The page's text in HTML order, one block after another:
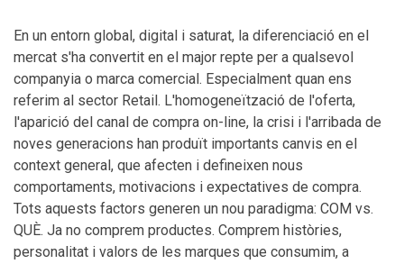
En un entorn global, digital i saturat, la diferenciació en el
mercat s'ha convertit en el major repte per a qualsevol
companyia o marca comercial. Especialment quan ens
referim al sector Retail. L'homogeneïtzació de l'oferta,
l'aparició del canal de compra on-line, la crisi i l'arribada de
noves generacions han produït importants canvis en el
context general, que afecten i defineixen nous
comportaments, motivacions i expectatives de compra.
Tots aquests factors generen un nou paradigma: COM vs.
QUÈ. Ja no comprem productes. Comprem històries,
personalitat i valors de les marques que consumim, a